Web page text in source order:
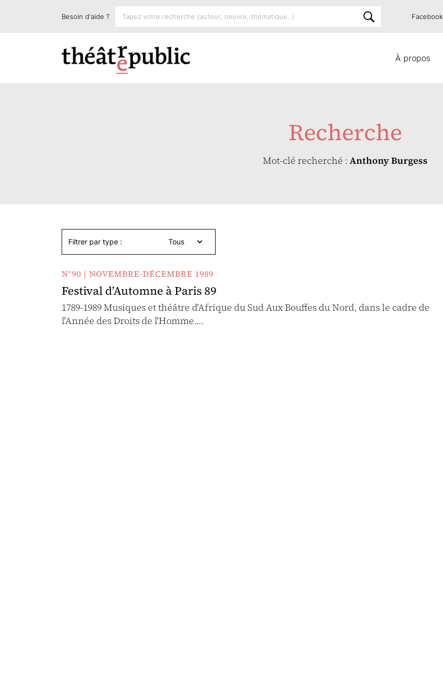
À propos
Besoin d'aide ? Facebook
Recherche
Mot-clé recherché : Anthony Burgess
Filtrer par type : Tous
N°90 | NOVEMBRE-DÉCEMBRE 1989
Festival d’Automne à Paris 89
1789-1989 Musiques et théâtre d'Afrique du Sud Aux Bouffes du Nord, dans le cadre de
l'Année des Droits de l'Homme.…